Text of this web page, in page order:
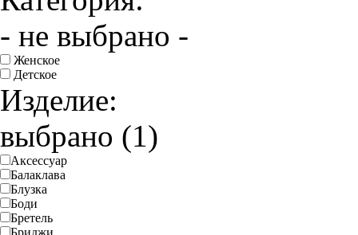
- не выбрано -
Женское
Детское
Изделие:
выбрано (1)
Аксессуар
Балаклава
Блузка
Боди
Бретель